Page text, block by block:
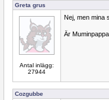
Greta grus
Antal inlägg:
27944
Nej, men mina
Är
Cozgubbe